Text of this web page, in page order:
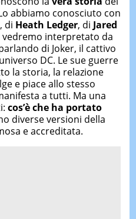
abbiamo conosciuto con
, di Heath Ledger, di Jared
interpretato da
di Joker, il cattivo
DC. Le sue guerre
la storia, la relazione
e piace allo stesso
a tutti. Ma una
cos’è che ha portato
diverse versioni della
e accreditata.